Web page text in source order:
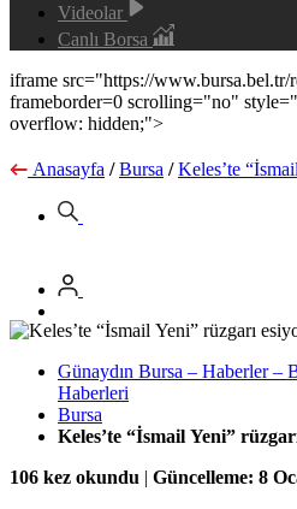
Videolar
Canlı Borsa
iframe src="https://www.bursa.bel.tr/
frameborder=0 scrolling="no" style=" width: 720px; height:400px;
overflow: hidden;">
Anasayfa / Bursa / Keles’te
Günaydın Bursa – Haberler –
Haberleri
Bursa
Keles’te “İsmail Yeni”
106 kez okundu | Güncelleme: 8